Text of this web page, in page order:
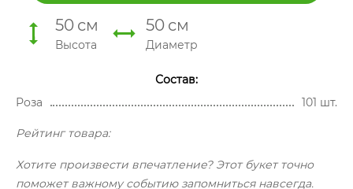
50 см
Высота
50 см
Диаметр
Состав:
Роза
101 шт.
Рейтинг товара:
Хотите произвести впечатление? Этот букет точно
поможет важному событию запомниться навсегда.